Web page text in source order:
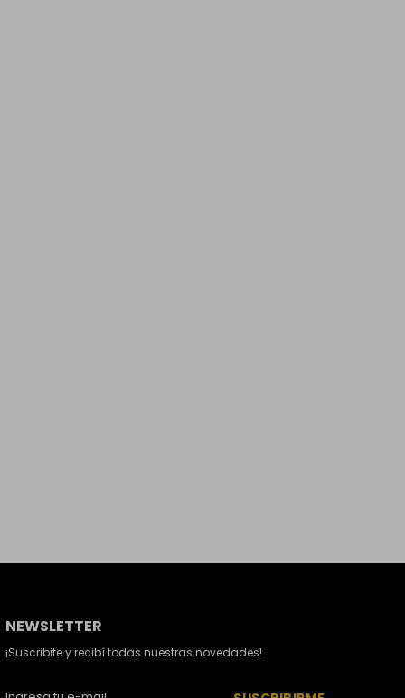
NEWSLETTER
¡Suscribite y recibí todas nuestras novedades!